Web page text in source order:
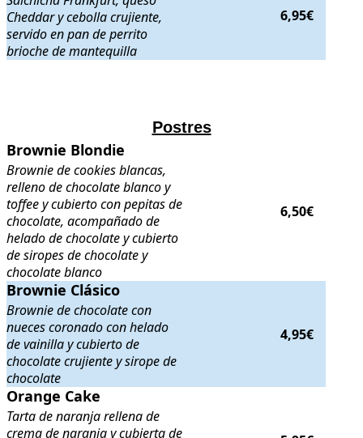
Cheddar y cebolla crujiente,
servido en pan de perrito
brioche de mantequilla
6,95€
Postres
Brownie Blondie . Brownie de cookies blancas, relleno de chocolate
Brownie Blondie
Brownie de cookies blancas,
relleno de chocolate blanco y
toffee y cubierto con pepitas de
chocolate, acompañado de
helado de chocolate y cubierto
de siropes de chocolate y
chocolate blanco
6,50€
Brownie Clásico . Brownie de chocolate con nueces coronado con
Brownie Clásico
Brownie de chocolate con
nueces coronado con helado
de vainilla y cubierto de
chocolate crujiente y sirope de
chocolate
4,95€
Orange Cake . Tarta de naranja rellena de crema de naranja y
Orange Cake
Tarta de naranja rellena de
crema de naranja y cubierta de